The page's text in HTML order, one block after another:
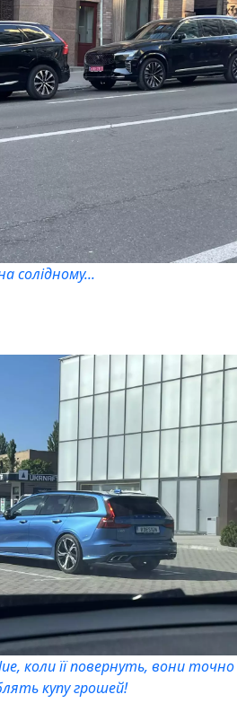
солідному...
коли її повернуть, вони точно
купу грошей!